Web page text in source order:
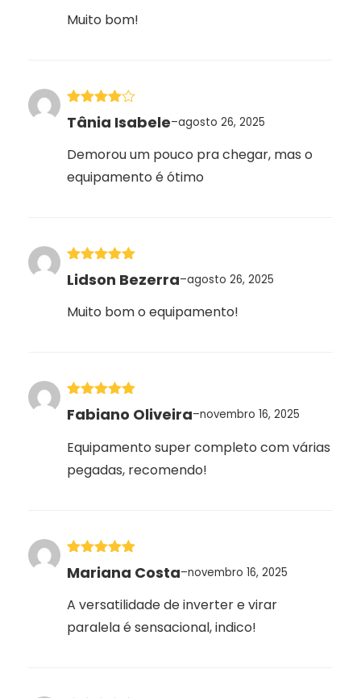
Muito bom!
Avaliação
4 de 5
Tânia Isabele–agosto 26, 2025
Demorou um pouco pra chegar, mas o
equipamento é ótimo
Avaliação
de 5
Lidson Bezerra–agosto 26, 2025
Muito bom o equipamento!
Avaliação
de 5
Fabiano Oliveira–novembro 16, 2025
Equipamento super completo com várias
pegadas, recomendo!
Avaliação
de 5
Mariana Costa–novembro 16, 2025
A versatilidade de inverter e virar
paralela é sensacional, indico!